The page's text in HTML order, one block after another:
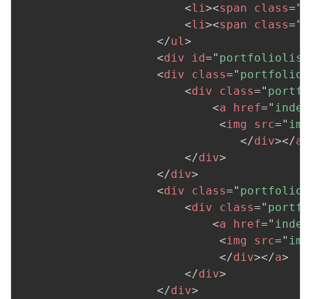
<li ><span class="
<li ><span class="
</ul >
<div id=" portfoliolist
<div class=" portfolio
<div class="
<a href="
<img src="
</div></a
</div>
</div>
<div class=" portfolio
<div class="
<a href="
<img src="
</div></a>
</div>
</div>